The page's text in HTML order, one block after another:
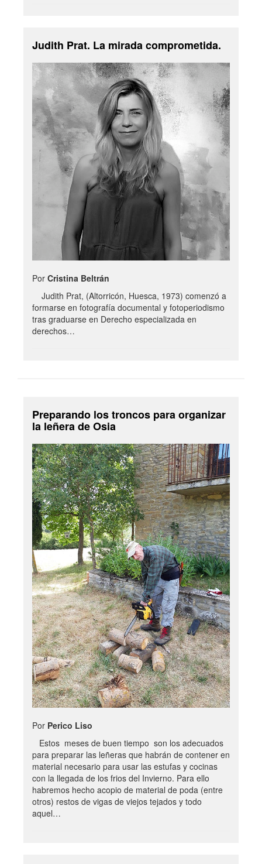
Judith Prat. La mirada comprometida.
Por Cristina Beltrán
Judith Prat, (Altorricón, Huesca, 1973) comenzó a
formarse en fotografía documental y fotoperiodismo
tras graduarse en Derecho especializada en
derechos…
Preparando los troncos para organizar
la leñera de Osia
Por Perico Liso
Estos meses de buen tiempo son los adecuados
para preparar las leñeras que habrán de contener en
material necesario para usar las estufas y cocinas
con la llegada de los frios del Invierno. Para ello
habremos hecho acopio de material de poda (entre
otros) restos de vigas de viejos tejados y todo
aquel…